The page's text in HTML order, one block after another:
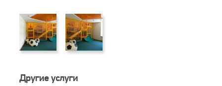
Другие услуги